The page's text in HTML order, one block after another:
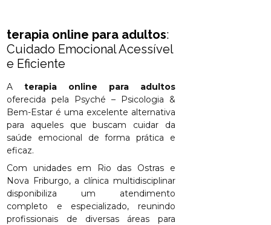
terapia online para adultos:
Cuidado Emocional Acessível
e Eficiente
Aterapia online para adultos
oferecida pela Psyché – Psicologia &
Bem-Estar é uma excelente alternativa
para aqueles que buscam cuidar da
saúde emocional de forma prática e
eficaz.
Com unidades em Rio das Ostras e
Nova Friburgo, a clínica multidisciplinar
disponibiliza um atendimento
completo e especializado, reunindo
profissionais de diversas áreas para